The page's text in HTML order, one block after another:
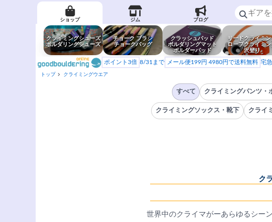
ショップ ジム ブログ
クライミングシューズ
ボルダリングシューズ
チョーク ブラシ
チョークバッグ
クラッシュパッド
ボルダリングマット
ボルダーパッド
リードクライミン
ロープクライミン
沢登り
ポイント3倍 8/31まで メール便199円 4980円で送料無料 宅
トップ クライミングウエア
すべて クライミングパンツ・
クライミングソックス・靴下 クライ
ク
世界中のクライマがーあらゆるシー